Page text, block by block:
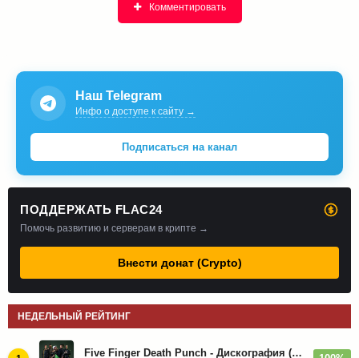
Комментировать
Наш Telegram
Инфо о доступе к сайту →
Подписаться на канал
ПОДДЕРЖАТЬ FLAC24
Помочь развитию и серверам в крипте →
Внести донат (Crypto)
НЕДЕЛЬНЫЙ РЕЙТИНГ
Five Finger Death Punch - Дискография (2008-2026)